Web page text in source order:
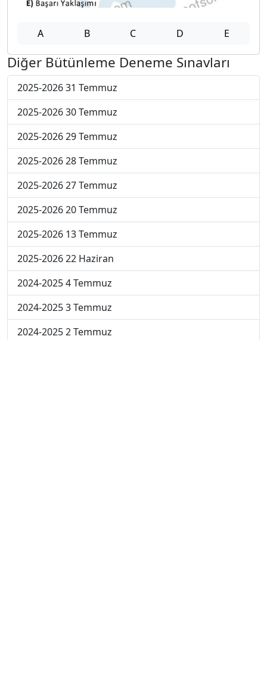
A B C D E
Diğer Bütünleme Deneme Sınavları
2025-2026 31 Temmuz
2025-2026 30 Temmuz
2025-2026 29 Temmuz
2025-2026 28 Temmuz
2025-2026 27 Temmuz
2025-2026 20 Temmuz
2025-2026 13 Temmuz
2025-2026 22 Haziran
2024-2025 4 Temmuz
2024-2025 3 Temmuz
2024-2025 2 Temmuz